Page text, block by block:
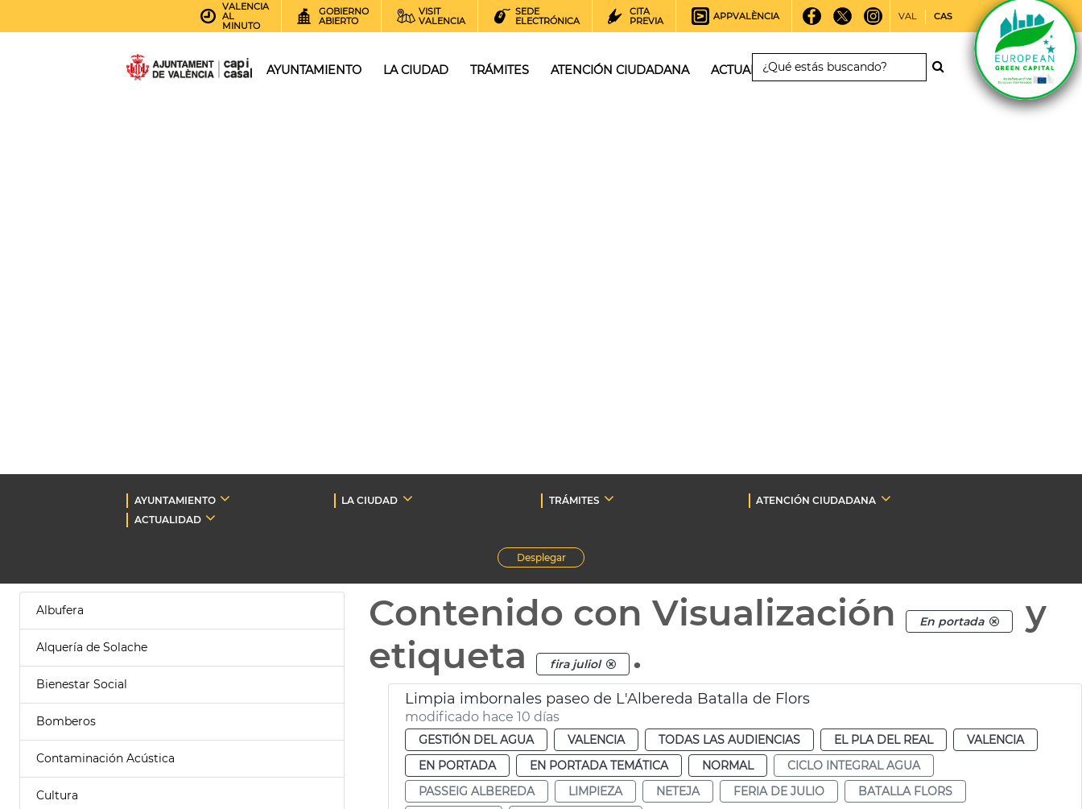
VALENCIA
AL
MINUTO
GOBIERNO
ABIERTO
VISIT
VALENCIA
SEDE
ELECTRÓNICA
CITA
PREVIA
APPVALÈNCIA VAL CAS
AYUNTAMIENTO LA CIUDAD TRÁMITES ATENCIÓN CIUDADANA ACTUALIDAD
AYUNTAMIENTO LA CIUDAD TRÁMITES
ATENCIÓN CIUDADANA
ACTUALIDAD
Desplegar
Albufera
Alquería de Solache
Bienestar Social
Bomberos
Contaminación Acústica
Cultura
Contenido con Visualización En portada
y
etiqueta
fira juliol .
Limpia imbornales paseo de L'Albereda Batalla de Flors
modificado hace 10 días
GESTIÓN DEL AGUA VALENCIA TODAS LAS AUDIENCIAS EL PLA DEL REAL
VALENCIA
EN PORTADA
EN PORTADA TEMÁTICA NORMAL
CICLO INTEGRAL AGUA
PASSEIG ALBEREDA
LIMPIEZA NETEJA FERIA DE JULIO
BATALLA FLORS